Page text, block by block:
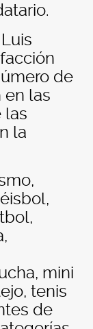
de
en las
las
la
mini
tenis
de